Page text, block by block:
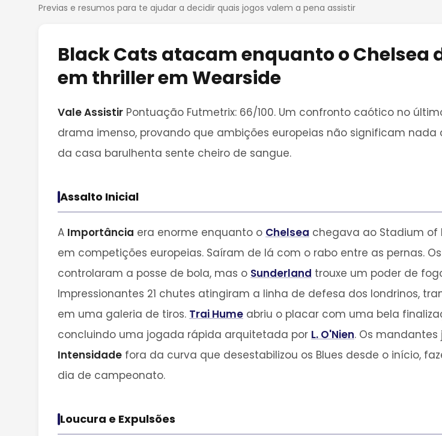
Previas e resumos para te ajudar a decidir quais jogos valem a pena assistir
Black Cats atacam enquanto o Chelsea
em thriller em Wearside
Vale Assistir Pontuação Futmetrix: 66/100. Um confronto caótico no
drama imenso, provando que ambições europeias não significam
da casa barulhenta sente cheiro de sangue.
Assalto Inicial
A Importância era enorme enquanto o Chelsea chegava ao Stadium of
em competições europeias. Saíram de lá com o rabo entre as pernas.
controlaram a posse de bola, mas o Sunderland trouxe um poder de
Impressionantes 21 chutes atingiram a linha de defesa dos londrinos,
em uma galeria de tiros. Trai Hume abriu o placar com uma bela
concluindo uma jogada rápida arquitetada por L. O'Nien. Os
Intensidade fora da curva que desestabilizou os Blues desde o início,
dia de campeonato.
Loucura e Expulsões